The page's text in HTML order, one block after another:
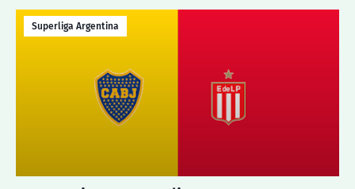
Superliga Argentina